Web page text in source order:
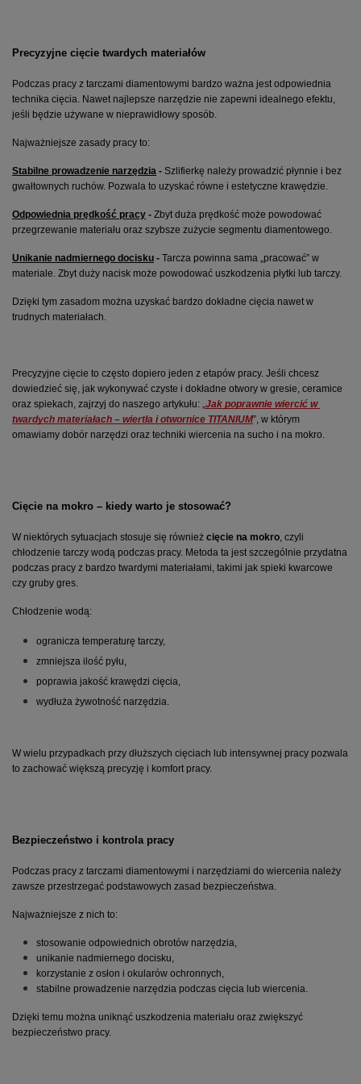
Precyzyjne cięcie twardych materiałów
Podczas pracy z tarczami diamentowymi bardzo ważna jest odpowiednia
technika cięcia. Nawet najlepsze narzędzie nie zapewni idealnego efektu,
jeśli będzie używane w nieprawidłowy sposób.
Najważniejsze zasady pracy to:
Stabilne prowadzenie narzędzia - Szlifierkę należy prowadzić płynnie i bez
gwałtownych ruchów. Pozwala to uzyskać równe i estetyczne krawędzie.
Odpowiednia prędkość pracy - Zbyt duża prędkość może powodować
przegrzewanie materiału oraz szybsze zużycie segmentu diamentowego.
Unikanie nadmiernego docisku - Tarcza powinna sama „pracować” w
materiale. Zbyt duży nacisk może powodować uszkodzenia płytki lub tarczy.
Dzięki tym zasadom można uzyskać bardzo dokładne cięcia nawet w
trudnych materiałach.
Precyzyjne cięcie to często dopiero jeden z etapów pracy. Jeśli chcesz
dowiedzieć się, jak wykonywać czyste i dokładne otwory w gresie, ceramice
oraz spiekach, zajrzyj do naszego artykułu: „Jak poprawnie wiercić w
twardych materiałach – wiertła i otwornice TITANIUM”, w którym
omawiamy dobór narzędzi oraz techniki wiercenia na sucho i na mokro.
Cięcie na mokro – kiedy warto je stosować?
W niektórych sytuacjach stosuje się również cięcie na mokro, czyli
chłodzenie tarczy wodą podczas pracy. Metoda ta jest szczególnie przydatna
podczas pracy z bardzo twardymi materiałami, takimi jak spieki kwarcowe
czy gruby gres.
Chłodzenie wodą:
ogranicza temperaturę tarczy,
zmniejsza ilość pyłu,
poprawia jakość krawędzi cięcia,
wydłuża żywotność narzędzia.
W wielu przypadkach przy dłuższych cięciach lub intensywnej pracy pozwala
to zachować większą precyzję i komfort pracy.
Bezpieczeństwo i kontrola pracy
Podczas pracy z tarczami diamentowymi i narzędziami do wiercenia należy
zawsze przestrzegać podstawowych zasad bezpieczeństwa.
Najważniejsze z nich to:
stosowanie odpowiednich obrotów narzędzia,
unikanie nadmiernego docisku,
korzystanie z osłon i okularów ochronnych,
stabilne prowadzenie narzędzia podczas cięcia lub wiercenia.
Dzięki temu można uniknąć uszkodzenia materiału oraz zwiększyć
bezpieczeństwo pracy.